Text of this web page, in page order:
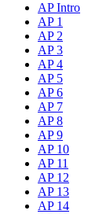
AP Intro
AP 1
AP 2
AP 3
AP 4
AP 5
AP 6
AP 7
AP 8
AP 9
AP 10
AP 11
AP 12
AP 13
AP 14